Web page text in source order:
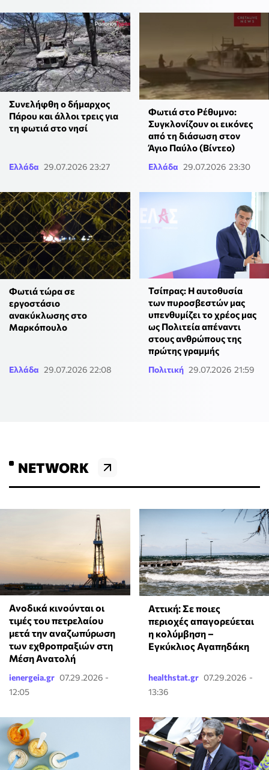
Συνελήφθη ο δήμαρχος
Πάρου και άλλοι τρεις για
τη φωτιά στο νησί
Ελλάδα 29.07.2026 23:27
Φωτιά στο Ρέθυμνο:
Συγκλονίζουν οι εικόνες
από τη διάσωση στον
Άγιο Παύλο (Βίντεο)
Ελλάδα 29.07.2026 23:30
Φωτιά τώρα σε
εργοστάσιο
ανακύκλωσης στο
Μαρκόπουλο
Ελλάδα 29.07.2026 22:08
Τσίπρας: Η αυτοθυσία
των πυροσβεστών μας
υπενθυμίζει το χρέος μας
ως Πολιτεία απέναντι
στους ανθρώπους της
πρώτης γραμμής
Πολιτική 29.07.2026 21:59
NETWORK
Ανοδικά κινούνται οι
τιμές του πετρελαίου
μετά την αναζωπύρωση
των εχθροπραξιών στη
Μέση Ανατολή
ienergeia.gr 07.29.2026 -
12:05
Αττική: Σε ποιες
περιοχές απαγορεύεται
η κολύμβηση –
Εγκύκλιος Αγαπηδάκη
healthstat.gr 07.29.2026 -
13:36